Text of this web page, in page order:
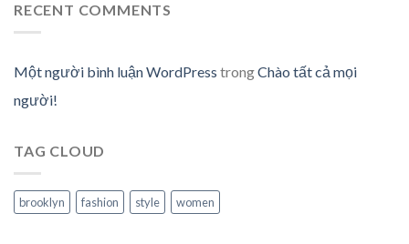
RECENT COMMENTS
Một người bình luận WordPress trongChào tất cả mọi
người!
TAG CLOUD
brooklyn fashion style women